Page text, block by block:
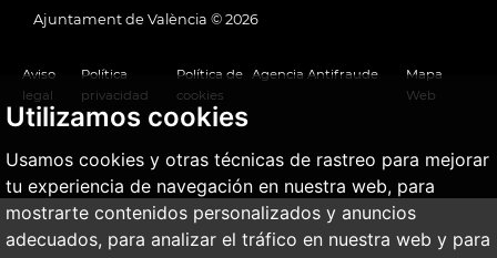
Utilizamos cookies
Usamos cookies y otras técnicas de rastreo para mejorar
tu experiencia de navegación en nuestra web, para
mostrarte contenidos personalizados y anuncios
adecuados, para analizar el tráfico en nuestra web y para
Ajuntament de València © 2026
Aviso
legal
Política
privacidad
Política de
cookies
Agencia Antifraude
Mapa
Web